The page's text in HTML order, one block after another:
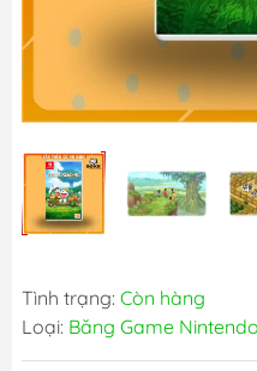
Tình trạng: Còn hàng
Loại: Băng Game